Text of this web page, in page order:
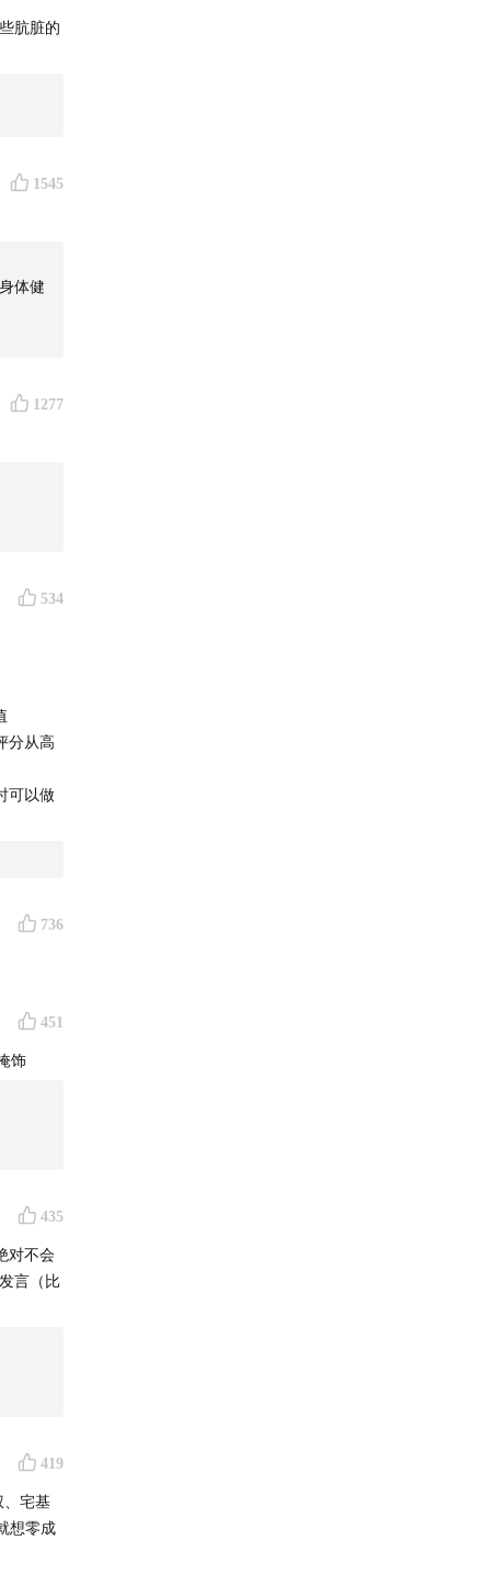
肮脏的
1545
体健
1277
534
分从高
可以做
736
451
饰
435
对不会
言（比
419
、宅基
想零成